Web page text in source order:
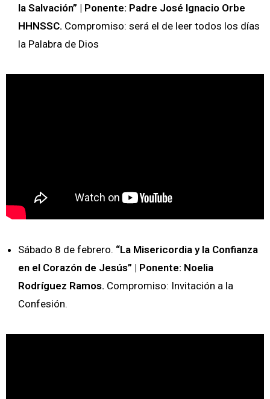
la Salvación” | Ponente: Padre José Ignacio Orbe
HHNSSC. Compromiso: será el de leer todos los días
la Palabra de Dios
Sábado 8 de febrero. “La Misericordia y la Confianza
en el Corazón de Jesús” | Ponente: Noelia
Rodríguez Ramos. Compromiso: Invitación a la
Confesión.